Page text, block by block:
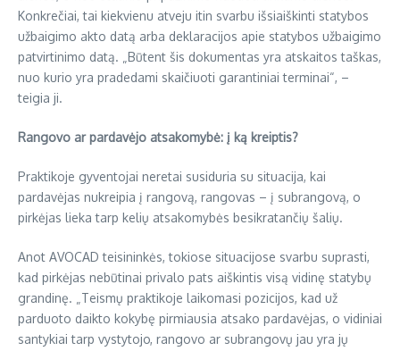
Konkrečiai, tai kiekvienu atveju itin svarbu išsiaiškinti statybos
užbaigimo akto datą arba deklaracijos apie statybos užbaigimo
patvirtinimo datą. „Būtent šis dokumentas yra atskaitos taškas,
nuo kurio yra pradedami skaičiuoti garantiniai terminai“, –
teigia ji.
Rangovo ar pardavėjo atsakomybė: į ką kreiptis?
Praktikoje gyventojai neretai susiduria su situacija, kai
pardavėjas nukreipia į rangovą, rangovas – į subrangovą, o
pirkėjas lieka tarp kelių atsakomybės besikratančių šalių.
Anot AVOCAD teisininkės, tokiose situacijose svarbu suprasti,
kad pirkėjas nebūtinai privalo pats aiškintis visą vidinę statybų
grandinę. „Teismų praktikoje laikomasi pozicijos, kad už
parduoto daikto kokybę pirmiausia atsako pardavėjas, o vidiniai
santykiai tarp vystytojo, rangovo ar subrangovų jau yra jų